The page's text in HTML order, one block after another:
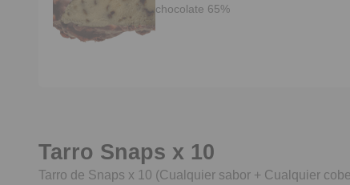
chocolate 65%
Tarro Snaps x 10
Tarro de Snaps x 10 (Cualquier sabor + Cualquier